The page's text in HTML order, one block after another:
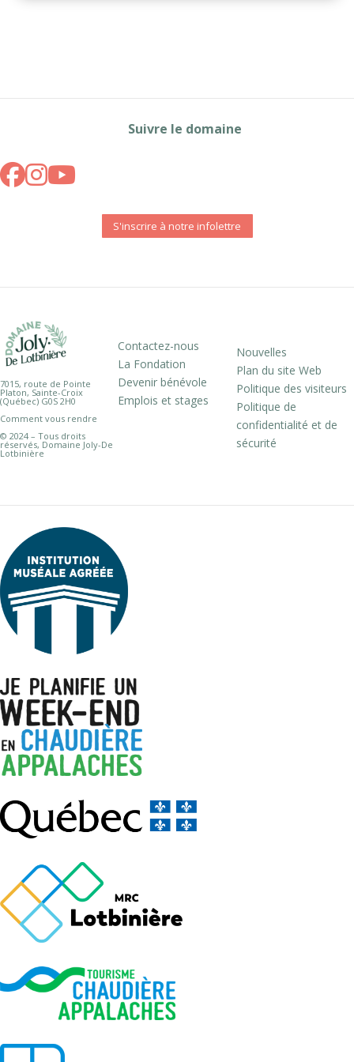
Suivre le domaine
S'inscrire à notre infolettre
7015, route de Pointe
Platon, Sainte-Croix
(Québec) G0S 2H0
Comment vous rendre
© 2024 – Tous droits
réservés, Domaine Joly-De
Lotbinière
Contactez-nous
La Fondation
Devenir bénévole
Emplois et stages
Nouvelles
Plan du site Web
Politique des visiteurs
Politique de
confidentialité et de
sécurité